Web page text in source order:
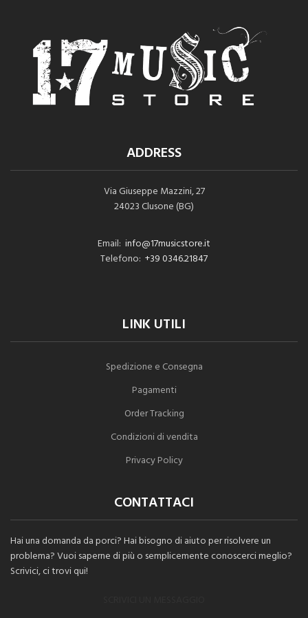
ADDRESS
Via Giuseppe Mazzini, 27
24023 Clusone (BG)
Email: info@17musicstore.it
Telefono: +39 0346.21847
LINK UTILI
Spedizione e Consegna
Pagamenti
Order Tracking
Condizioni di vendita
Privacy Policy
CONTATTACI
Hai una domanda da porci? Hai bisogno di aiuto per risolvere un
problema? Vuoi saperne di più o semplicemente conoscerci meglio?
Scrivici, ci trovi qui!